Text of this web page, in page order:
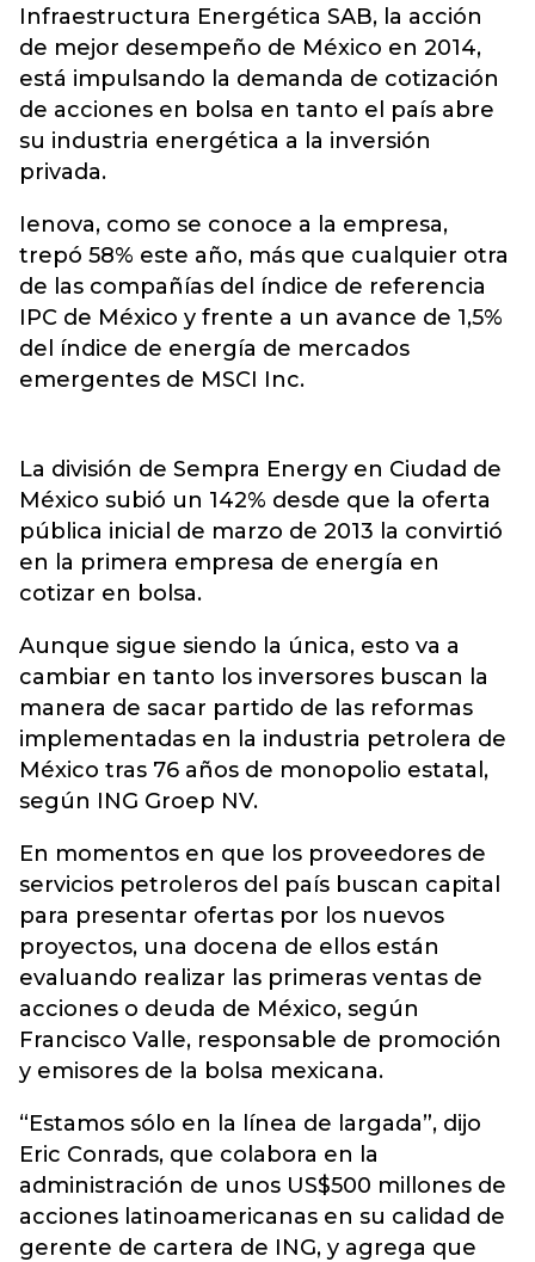
Infraestructura Energética SAB, la acción
de mejor desempeño de México en 2014,
está impulsando la demanda de cotización
de acciones en bolsa en tanto el país abre
su industria energética a la inversión
privada.
Ienova, como se conoce a la empresa,
trepó 58% este año, más que cualquier otra
de las compañías del índice de referencia
IPC de México y frente a un avance de 1,5%
del índice de energía de mercados
emergentes de MSCI Inc.
La división de Sempra Energy en Ciudad de
México subió un 142% desde que la oferta
pública inicial de marzo de 2013 la convirtió
en la primera empresa de energía en
cotizar en bolsa.
Aunque sigue siendo la única, esto va a
cambiar en tanto los inversores buscan la
manera de sacar partido de las reformas
implementadas en la industria petrolera de
México tras 76 años de monopolio estatal,
según ING Groep NV.
En momentos en que los proveedores de
servicios petroleros del país buscan capital
para presentar ofertas por los nuevos
proyectos, una docena de ellos están
evaluando realizar las primeras ventas de
acciones o deuda de México, según
Francisco Valle, responsable de promoción
y emisores de la bolsa mexicana.
“Estamos sólo en la línea de largada”, dijo
Eric Conrads, que colabora en la
administración de unos US$500 millones de
acciones latinoamericanas en su calidad de
gerente de cartera de ING, y agrega que